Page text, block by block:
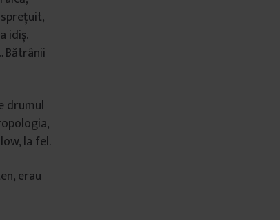
idiș.
Bătrânii
drumul
la fel.
erau